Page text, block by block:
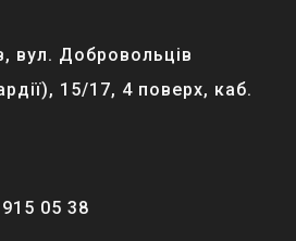
вул. Добровольців
15/17, 4 поверх, каб.
05 38